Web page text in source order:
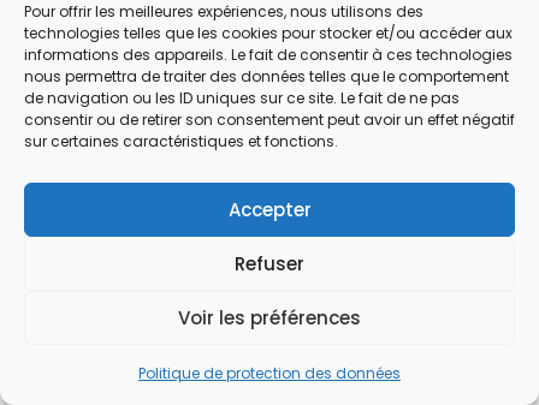
Pour offrir les meilleures expériences, nous utilisons des
technologies telles que les cookies pour stocker et/ou accéder aux
informations des appareils. Le fait de consentir à ces technologies
nous permettra de traiter des données telles que le comportement
de navigation ou les ID uniques sur ce site. Le fait de ne pas
consentir ou de retirer son consentement peut avoir un effet négatif
sur certaines caractéristiques et fonctions.
Accepter
Refuser
Voir les préférences
Politique de protection des données